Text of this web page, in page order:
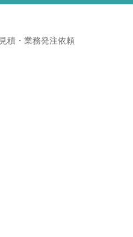
見積・業務発注依頼